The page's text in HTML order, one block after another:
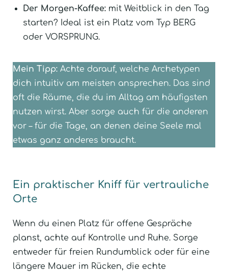
Der Morgen-Kaffee: mit Weitblick in den Tag
starten? Ideal ist ein Platz vom Typ BERG
oder VORSPRUNG.
Mein Tipp: Achte darauf, welche Archetypen
dich intuitiv am meisten ansprechen. Das sind
oft die Räume, die du im Alltag am häufigsten
nutzen wirst. Aber sorge auch für die anderen
vor – für die Tage, an denen deine Seele mal
etwas ganz anderes braucht.
Ein praktischer Kniff für vertrauliche
Orte
Wenn du einen Platz für offene Gespräche
planst, achte auf Kontrolle und Ruhe. Sorge
entweder für freien Rundumblick oder für eine
längere Mauer im Rücken, die echte